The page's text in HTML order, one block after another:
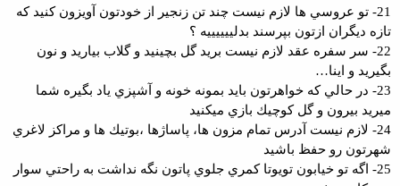
21- تو عروسي ها لازم نيست چند تن زنجير از خودتون آويزون كنيد كه
تازه ديگران ازتون بپرسند بدلييييييه ؟
22- سر سفره عقد لازم نيست بريد گل بچينيد و گلاب بياريد و نون
بگيريد و اينا…
23- در حالي كه خواهرتون بايد بمونه خونه و آشپزي ياد بگيره شما
ميريد بيرون و گل كوچيك بازي ميكنيد
24- لازم نيست آدرس تمام مزون ها، پاساژها ،بوتيك ها و مراكز لاغري
شهرتون رو حفظ باشيد
25- اگه تو خيابون تويوتا كمري جلوي پاتون نگه نداشت به راحتي سوار